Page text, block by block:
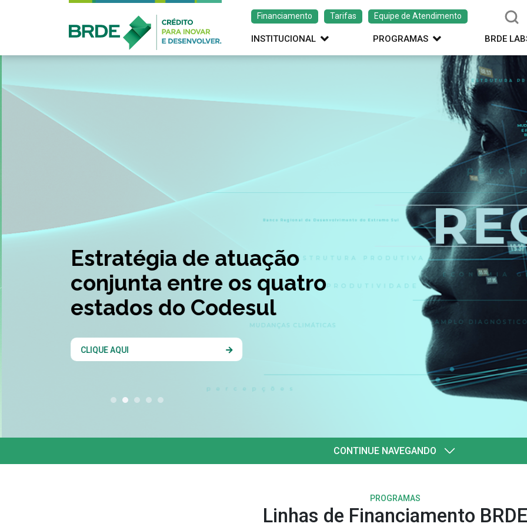
Financiamento Tarifas Equipe de Atendimento
INSTITUCIONAL PROGRAMAS BRDE
Estratégia de atuação
conjunta entre os quatro
estados do Codesul
CLIQUE AQUI
CONTINUE NAVEGANDO
PROGRAMAS
Linhas de Financiamento BRDE